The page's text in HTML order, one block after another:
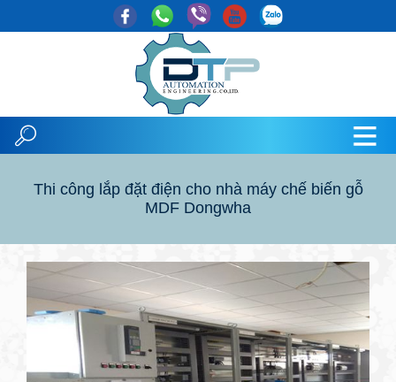
Thi công lắp đặt điện cho nhà máy chế biến gỗ
MDF Dongwha